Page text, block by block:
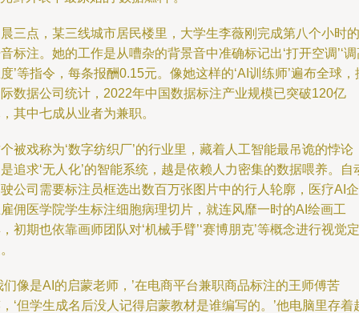
三点，某三线城市居民楼里，大学生李薇刚完成第八个小时的
标注。她的工作是从嘈杂的背景音中准确标记出‘打开空调’‘
’等指令，每条报酬0.15元。像她这样的‘AI训练师’遍布全球，
数据公司统计，2022年中国数据标注产业规模已突破120亿
其中七成从业者为兼职。
被戏称为‘数字纺织厂’的行业里，藏着人工智能最吊诡的悖论
追求‘无人化’的智能系统，越是依赖人力密集的数据喂养。自
公司需要标注员框选出数百万张图片中的行人轮廓，医疗AI企
佣医学院学生标注细胞病理切片，就连风靡一时的AI绘画工
初期也依靠画师团队对‘机械手臂’‘赛博朋克’等概念进行视觉定
们像是AI的启蒙老师，’在电商平台兼职商品标注的王师傅苦
‘但学生成名后没人记得启蒙教材是谁编写的。’他电脑里存着